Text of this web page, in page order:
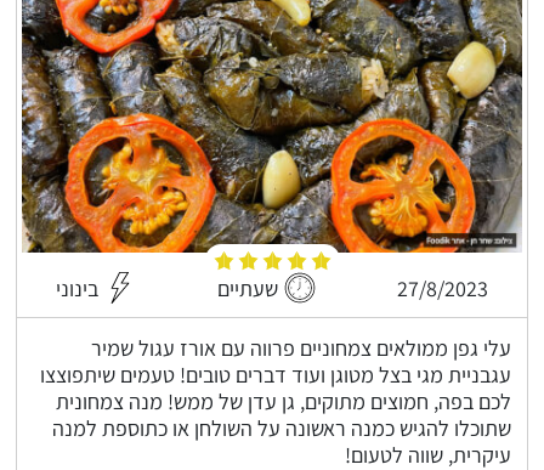
27/8/2023 שעתיים בינוני
עלי גפן ממולאים צמחוניים פרווה עם אורז עגול שמיר
עגבניית מגי בצל מטוגן ועוד דברים טובים! טעמים שיתפוצצו
לכם בפה, חמוצים מתוקים, גן עדן של ממש! מנה צמחונית
שתוכלו להגיש כמנה ראשונה על השולחן או כתוספת למנה
עיקרית, שווה לטעום!